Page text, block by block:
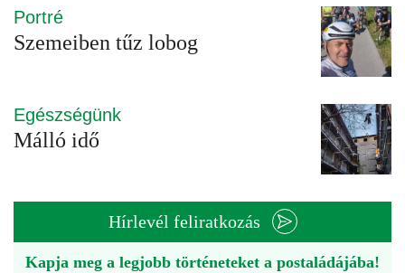
Portré
Szemeiben tűz lobog
Egészségünk
Málló idő
Hírlevél feliratkozás
Kapja meg a legjobb történeteket a postaládájába!